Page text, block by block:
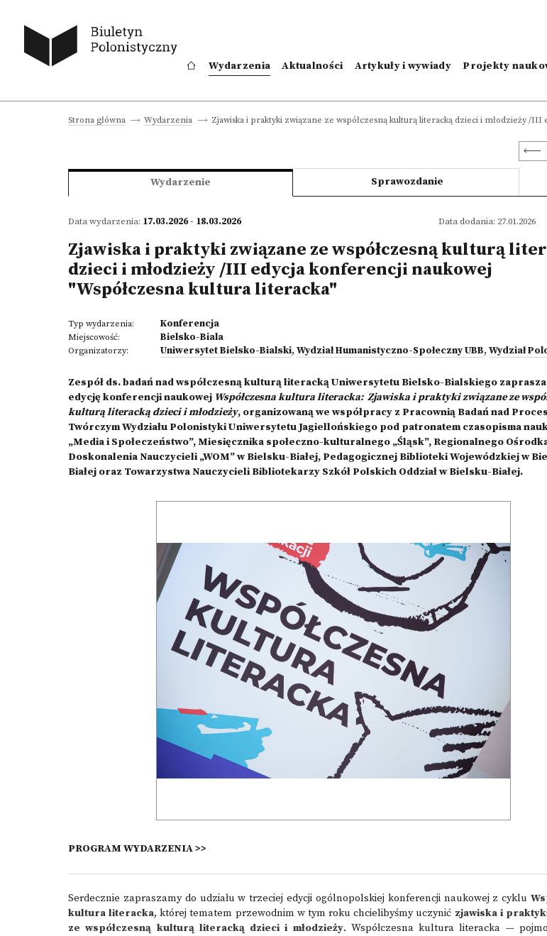
Wydarzenia Aktualności Artykuły i wywiady Projekty
Strona główna Wydarzenia Zjawiska i praktyki związane ze współczesną kulturą literacką dzieci i młodzieży /
Wydarzenie Sprawozdanie
Data wydarzenia: 17.03.2026 - 18.03.2026 Data dodania: 27.01.2026
Zjawiska i praktyki związane ze współczesną kulturą
dzieci i młodzieży /III edycja konferencji naukowej
"Współczesna kultura literacka"
Typ wydarzenia: Konferencja
Miejscowość: Bielsko-Biala
Organizatorzy: Uniwersytet Bielsko-Bialski, Wydział Humanistyczno-Społeczny UBB, Wydział
Zespół ds. badań nad współczesną kulturą literacką Uniwersytetu Bielsko-Bialskiego
edycję konferencji naukowej Współczesna kultura literacka: Zjawiska i praktyki związane ze
kulturą literacką dzieci i młodzieży, organizowaną we współpracy z Pracownią Badań nad
Twórczym Wydziału Polonistyki Uniwersytetu Jagiellońskiego pod patronatem czasopisma
„Media i Społeczeństwo”, Miesięcznika społeczno-kulturalnego „Śląsk”, Regionalnego
Doskonalenia Nauczycieli „WOM” w Bielsku-Białej, Pedagogicznej Biblioteki Wojewódzkiej w
Białej oraz Towarzystwa Nauczycieli Bibliotekarzy Szkół Polskich Oddział w Bielsku-Białej.
PROGRAM WYDARZENIA >>
Serdecznie zapraszamy do udziału w trzeciej edycji ogólnopolskiej konferencji naukowej z cyklu
kultura literacka, której tematem przewodnim w tym roku chcielibyśmy uczynić zjawiska i
ze współczesną kulturą literacką dzieci i młodzieży. Współczesna kultura literacka —